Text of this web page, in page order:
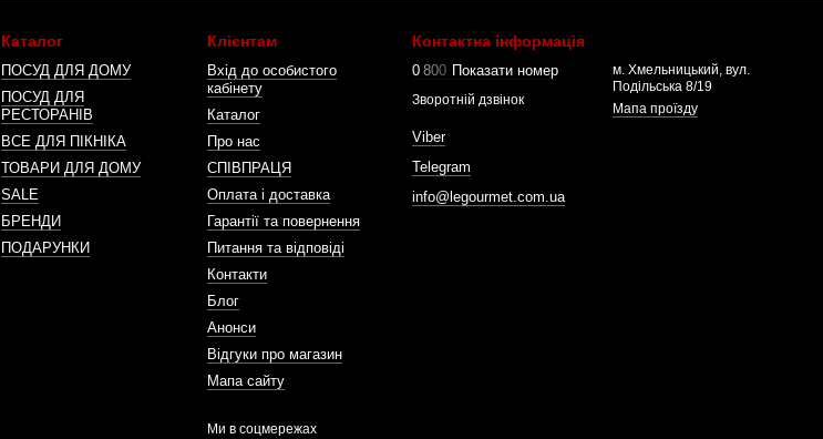
Каталог
ПОСУД ДЛЯ ДОМУ
ПОСУД ДЛЯ
РЕСТОРАНІВ
ВСЕ ДЛЯ ПІКНІКА
ТОВАРИ ДЛЯ ДОМУ
SALE
БРЕНДИ
ПОДАРУНКИ
Клієнтам
Вхід до особистого
кабінету
Каталог
Про нас
СПІВПРАЦЯ
Оплата і доставка
Гарантії та повернення
Питання та відповіді
Контакти
Блог
Анонси
Відгуки про магазин
Мапа сайту
Ми в соцмережах
Контактна інформація
0 800 Показати номер
Зворотній дзвінок
Viber
Telegram
info@legourmet.com.ua
м. Хмельницький, вул.
Подільська 8/19
Мапа проїзду